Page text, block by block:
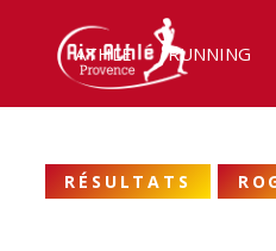
ATHLÉ RUNNING
RÉSULTATS